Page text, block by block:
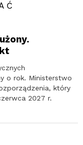
o rok. Ministerstwo
który
2027 r.